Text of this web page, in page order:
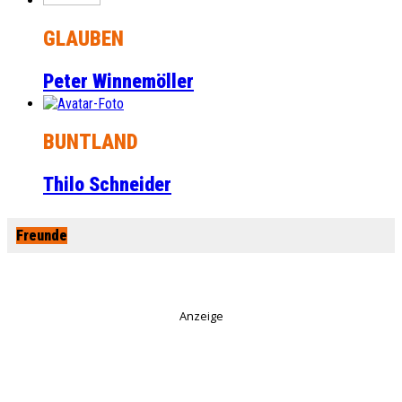
GLAUBEN
Peter Winnemöller
BUNTLAND
Thilo Schneider
Freunde
Anzeige